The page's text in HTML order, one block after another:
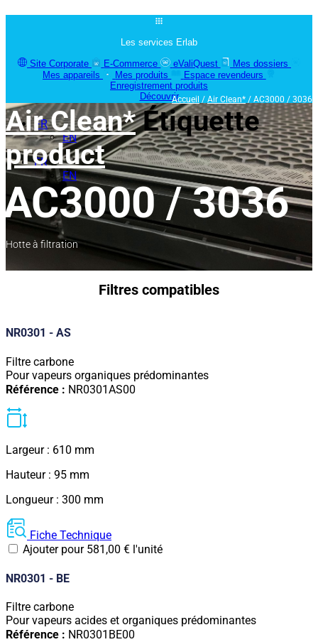
Les services Erlab
Site Corporate
E-Commerce eValiQuest
Mes dossiers
Mes appareils
Mes produits
Espace revendeurs
Enregistrement produits
Découvrir
FR
EN
FR
EN
Accueil / Air Clean* / AC3000 / 3036
Air Clean* Étiquette
product
AC3000 / 3036
Hotte à filtration
Filtres compatibles
NR0301 - AS
Filtre carbone
Pour vapeurs organiques prédominantes
Référence : NR0301AS00
Largeur : 610 mm
Hauteur : 95 mm
Longueur : 300 mm
Fiche Technique
Ajouter pour 581,00 € l'unité
NR0301 - BE
Filtre carbone
Pour vapeurs acides et organiques prédominantes
Référence : NR0301BE00